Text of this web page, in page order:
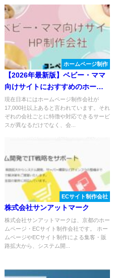
ホームページ制作
【2026年最新版】ベビー・ママ
向けサイトにおすすめのホーム
ページ制作会社おすすめ４選
現在日本にはホームページ制作会社が
17,000社以上あると言われています。それ
ぞれの会社ごとに特徴や対応できるサービ
スが異なるだけでなく、会...
ECサイト制作会社
株式会社サンアットマーク
株式会社サンアットマークは、京都のホー
ムページ・ECサイト制作会社です。 ホー
ムページやECサイト制作による集客・販
路拡大から、システム開...